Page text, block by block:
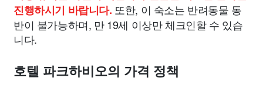
진행하시기 바랍니다. 또한, 이 숙소는 반려동물 동
반이 불가능하며, 만 19세 이상만 체크인할 수 있습
니다.
호텔 파크하비오의 가격 정책